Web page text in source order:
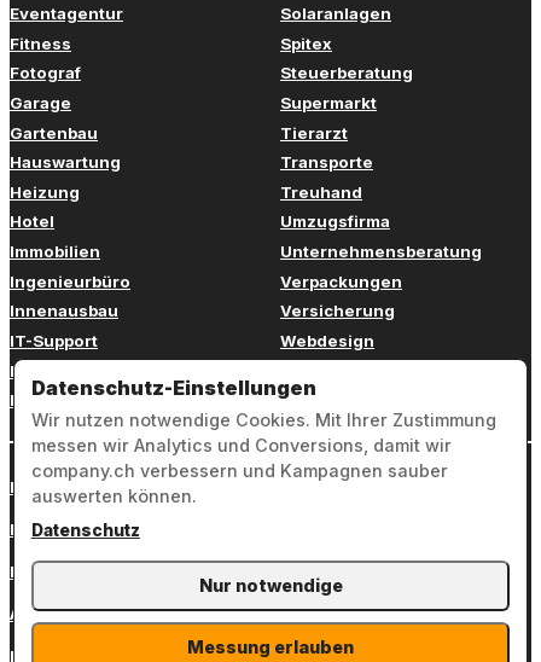
Eventagentur
Fitness
Fotograf
Garage
Gartenbau
Hauswartung
Heizung
Hotel
Immobilien
Ingenieurbüro
Innenausbau
IT-Support
Kinderbetreuung
Kosmetik
Solaranlagen
Spitex
Steuerberatung
Supermarkt
Tierarzt
Transporte
Treuhand
Umzugsfirma
Unternehmensberatung
Verpackungen
Versicherung
Webdesign
Zahnarzt
Login
Impressum
Datenschutz
AGB
Kontakt
Datenschutz-Einstellungen
Wir nutzen notwendige Cookies. Mit Ihrer Zustimmung
messen wir Analytics und Conversions, damit wir
company.ch verbessern und Kampagnen sauber
auswerten können.
Datenschutz
Nur notwendige
Messung erlauben